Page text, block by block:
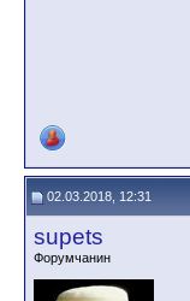
02.03.2018, 12:31
supets
Форумчанин